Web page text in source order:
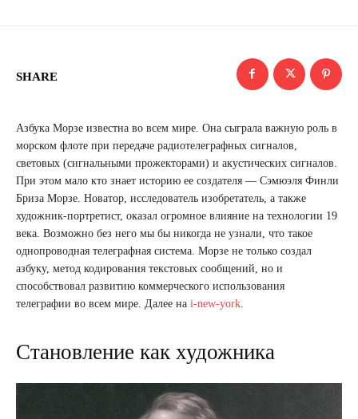
SHARE
Азбука Морзе известна во всем мире. Она сыграла важную роль в
морском флоте при передаче радиотелеграфных сигналов,
световых (сигнальными прожекторами) и акустических сигналов.
При этом мало кто знает историю ее создателя — Сэмюэля Финли
Бриза Морзе. Новатор, исследователь изобретатель, а также
художник-портретист, оказал огромное влияние на технологии 19
века. Возможно без него мы бы никогда не узнали, что такое
однопроводная телеграфная система. Морзе не только создал
азбуку, метод кодирования текстовых сообщений, но и
способствовал развитию коммерческого использования
телеграфии во всем мире. Далее на i-new-york
Становление как художника